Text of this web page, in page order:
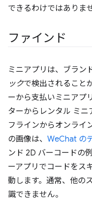
できるわけではありま
ファインド
ミニアプリは、ブラン
ックで検出されること
ーから支払いミニアプ
ターからレンタル ミ
フラインからオンライ
の画像は、 WeChat の
ンド 2D バーコードの
ーアプリでコードをス
動します。通常、他の
識できません。